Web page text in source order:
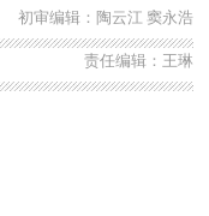
初审编辑：陶云江 窦永浩
责任编辑：王琳